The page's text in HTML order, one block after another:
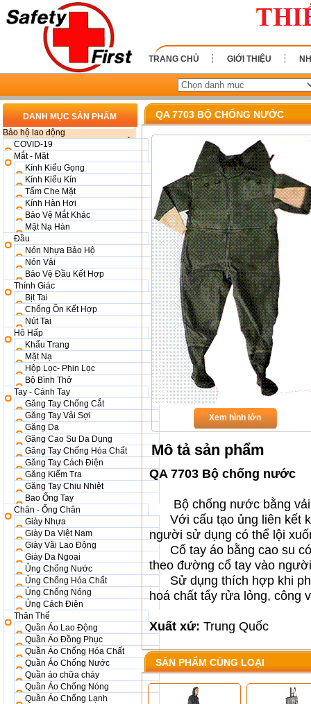
TRANG CHỦ GIỚI THIỆU
DANH MỤC SẢN PHẨM
Bảo hộ lao động
COVID-19
Mắt - Mặt
Kính Kiểu Gọng
Kính Kiểu Kín
Tấm Che Mặt
Kính Hàn Hơi
Bảo Vệ Mắt Khác
Mặt Nạ Hàn
Đầu
Nón Nhựa Bảo Hộ
Nón Vải
Bảo Vệ Đầu Kết Hợp
Thính Giác
Bịt Tai
Chống Ồn Kết Hợp
Nút Tai
Hô Hấp
Khẩu Trang
Mặt Nạ
Hộp Lọc- Phin Lọc
Bộ Bình Thở
Tay - Cánh Tay
Găng Tay Chống Cắt
Găng Tay Vải Sợi
Găng Da
Găng Cao Su Da Dụng
Găng Tay Chống Hóa Chất
Găng Tay Cách Điện
Găng Kiểm Tra
Găng Tay Chịu Nhiệt
Bao Ống Tay
Chân - Ống Chân
Giày Nhựa
Giày Da Việt Nam
Giày Vãi Lao Động
Giày Da Ngoại
Ủng Chống Nước
Ủng Chống Hóa Chất
Ủng Chống Nóng
Ủng Cách Điện
Thân Thể
Quần Áo Lao Động
Quần Áo Đồng Phục
Quần Áo Chống Hóa Chất
Quần Áo Chống Nước
Quần áo chữa cháy
Quần Áo Chống Nóng
Quần Áo Chống Lạnh
QA 7703 BỘ CHỐNG NƯỚC
Xem hình lớn
Mô tả sản phẩm
QA 7703 Bộ chống nước
Bộ chống nước bằng
Với cấu tạo ủng liên kết
người sử dụng có thể lội
Cổ tay áo bằng cao su có
theo đường cổ tay vào
Sử dụng thích hợp khi
hoá chất tẩy rửa lỏng, công
Xuất xứ: Trung Quốc
SẢN PHẨM CÙNG LOẠI